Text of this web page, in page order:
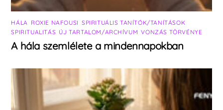
HÁLA ROXIE NAFOUSI SPIRITUÁLIS TANÍTÓK/TANÍTÁSOK
SPIRITUALITÁS ÚJ TARTALOM/ARCHÍVUM ,VONZÁS TÖRVÉNYE
A hála szemlélete a mindennapokban